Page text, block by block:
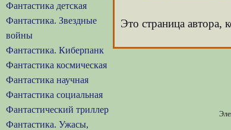
Фантастика детская
Фантастика. Звездные
войны
Фантастика. Киберпанк
Фантастика космическая
Фантастика научная
Фантастика социальная
Фантастический триллер
Фантастика. Ужасы,
Это страница автора,